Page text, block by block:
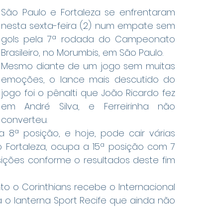
São Paulo e Fortaleza se enfrentaram
nesta sexta-feira (2) num empate sem
gols pela 7ª rodada do Campeonato
Brasileiro, no Morumbis, em São Paulo.
Mesmo diante de um jogo sem muitas
emoções, o lance mais descutido do
jogo foi o pênalti que João Ricardo fez
em André Silva, e Ferreirinha não
converteu.
8ª posição, e hoje, pode cair várias
ocupa a 15ª posição com 7
conforme o resultados deste fim
o Corinthians recebe o Internacional
o lanterna Sport Recife que ainda não